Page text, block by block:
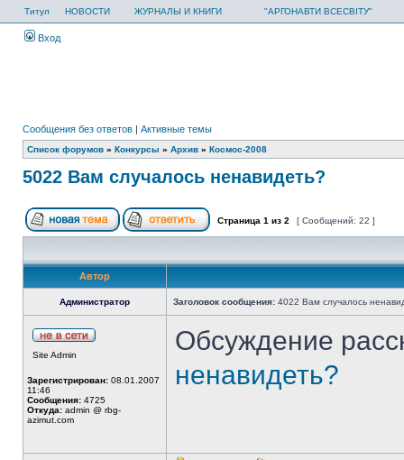
Титул НОВОСТИ ЖУРНАЛЫ И КНИГИ "АРГОНАВТИ ВСЕСВІТУ"
Вход
Сообщения без ответов | Активные темы
Список форумов » Конкурсы » Архив » Космос-2008
5022 Вам случалось ненавидеть?
Страница 1 из 2 [ Сообщений: 22 ]
Автор
Администратор Заголовок сообщения: 4022 Вам случалось
Site Admin
Зарегистрирован: 08.01.2007
11:46
Сообщения: 4725
Откуда: admin @ rbg-
azimut.com
Обсуждение
ненавидеть?